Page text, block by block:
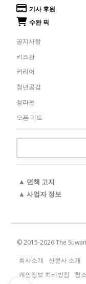
기사 후원
수완 픽
공지사항
키즈판
커리어
청년공감
청라온
오픈 미트
▲ 면책 고지
▲ 사업자 정보
© 2015-2026The
회사소개 신문사 소개
개인정보 처리방침
청